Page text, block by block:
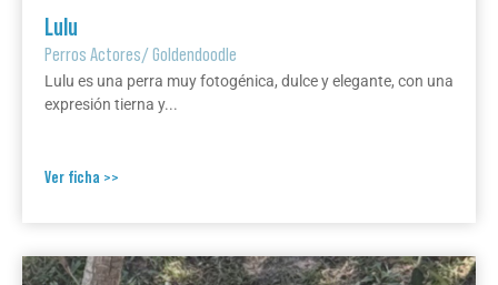
Lulu
Perros Actores/Goldendoodle
Lulu es una perra muy fotogénica, dulce y elegante, con una
expresión tierna y...
Ver ficha >>